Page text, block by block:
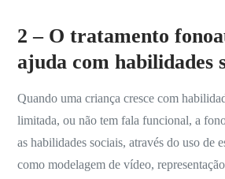
2 – O tratamento
ajuda com habilidades
Quando uma criança cresce com
limitada, ou não tem fala funcional, a
as habilidades sociais, através do uso de
como modelagem de vídeo,